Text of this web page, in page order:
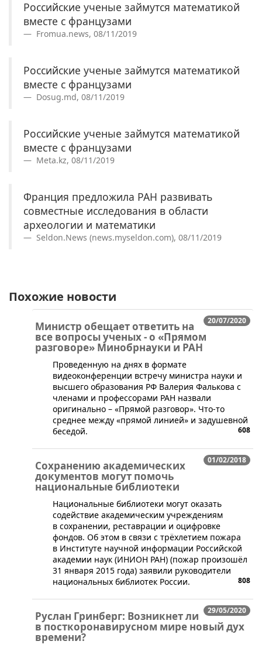
Российские ученые займутся математикой
вместе с французами
Fromua.news, 08/11/2019
Российские ученые займутся математикой
вместе с французами
Dosug.md, 08/11/2019
Российские ученые займутся математикой
вместе с французами
Meta.kz, 08/11/2019
Франция предложила РАН развивать
совместные исследования в области
археологии и математики
Seldon.News (news.myseldon.com), 08/11/2019
Похожие новости
20/07/2020
Министр обещает ответить на
все вопросы ученых - о «Прямом
разговоре» Минобрнауки и РАН
Проведенную на днях в формате
видеоконференции встречу министра науки и
высшего образования РФ Валерия Фалькова с
членами и профессорами РАН назвали
оригинально – «Прямой разговор». Что-то
среднее между «прямой линией» и задушевной
беседой.
608
01/02/2018
Сохранению академических
документов могут помочь
национальные библиотеки
​​Национальные библиотеки могут оказать
содействие академическим учреждениям
в сохранении, реставрации и оцифровке
фондов. Об этом в связи с трёхлетием пожара
в Институте научной информации Российской
академии наук (ИНИОН РАН) (пожар произошёл
31 января 2015 года) заявили руководители
национальных библиотек России.
808
29/05/2020
Руслан Гринберг: Возникнет ли
в посткоронавирусном мире новый дух
времени?